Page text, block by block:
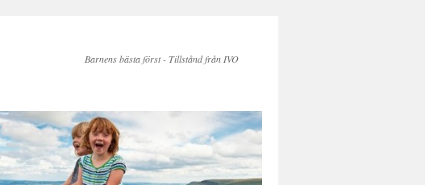
Barnens bästa först - Tillstånd från IVO